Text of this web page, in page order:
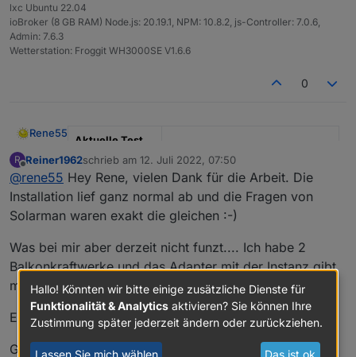
lxc Ubuntu 22.04
ioBroker (8 GB RAM) Node.js: 20.19.1, NPM: 10.8.2, js-Controller: 7.0.6,
Admin: 7.6.3
Wetterstation: Froggit WH3000SE V1.6.6
0
Rene55
Aktuelle Test
Version
0.5.1
Veröffentlichun
gsdatum
23.06.2022
https://github.com/raschy/ioBrok
er.solarmanpv
Dieser Adapter dient dazu, Daten eines
Balkonkraftwerks, die durch einen Wechselrichter
darzustellen. Nach Hinweisen ist dieser Adapter auch
App "Solarman" beobachtet wird. Der Adapter holt die
R
Offline
Reiner1962schrieb am 12. Juli 2022, 07:50
zuletzt editiert von
@rene55 Hey Rene, vielen Dank für die Arbeit. Die
Installation lief ganz normal ab und die Fragen von
Solarman waren exakt die gleichen :-)
Was bei mir aber derzeit nicht funzt.... Ich habe 2
Balkonkraftwerke und das Adapter mit der Instanz gibt
mir nur eins aus.
Eine Idee?
Grüße aus Niedersachsen
Hallo! Könnten wir bitte einige zusätzliche Dienste für
Funktionalität & Analytics aktivieren? Sie können Ihre
Zustimmung später jederzeit ändern oder zurückziehen.